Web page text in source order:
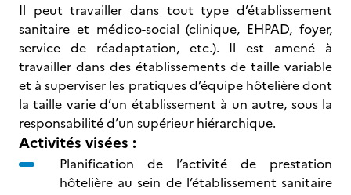
Il peut travailler dans tout type d’établissement
sanitaire et médico-social (clinique, EHPAD, foyer,
service de réadaptation, etc.). Il est amené à
travailler dans des établissements de taille variable
et à superviser les pratiques d’équipe hôtelière dont
la taille varie d’un établissement à un autre, sous la
responsabilité d’un supérieur hiérarchique.
Activités visées :
Planification de l’activité de prestation
hôtelière au sein de l’établissement sanitaire